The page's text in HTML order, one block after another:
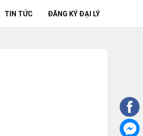
TIN TỨC ĐĂNG KÝ ĐẠI LÝ